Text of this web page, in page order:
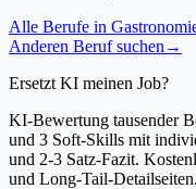
Alle Berufe in
Anderen Beruf suchen →
Ersetzt KI meinen Job?
KI-Bewertung tausender
und 3 Soft-Skills mit
und 2-3 Satz-Fazit.
und Long-Tail-Detailseiten.